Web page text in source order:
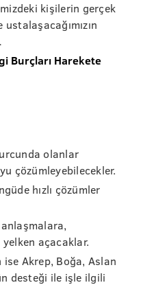
kişilerin gerçek
Burçları Harekete
olanlar
çözümleyebilecekler.
hızlı çözümler
açacaklar.
Akrep, Boğa, Aslan
desteği ile işle ilgili